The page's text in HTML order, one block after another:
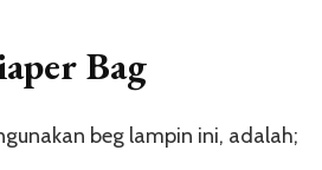
Bag
beg lampin ini, adalah;